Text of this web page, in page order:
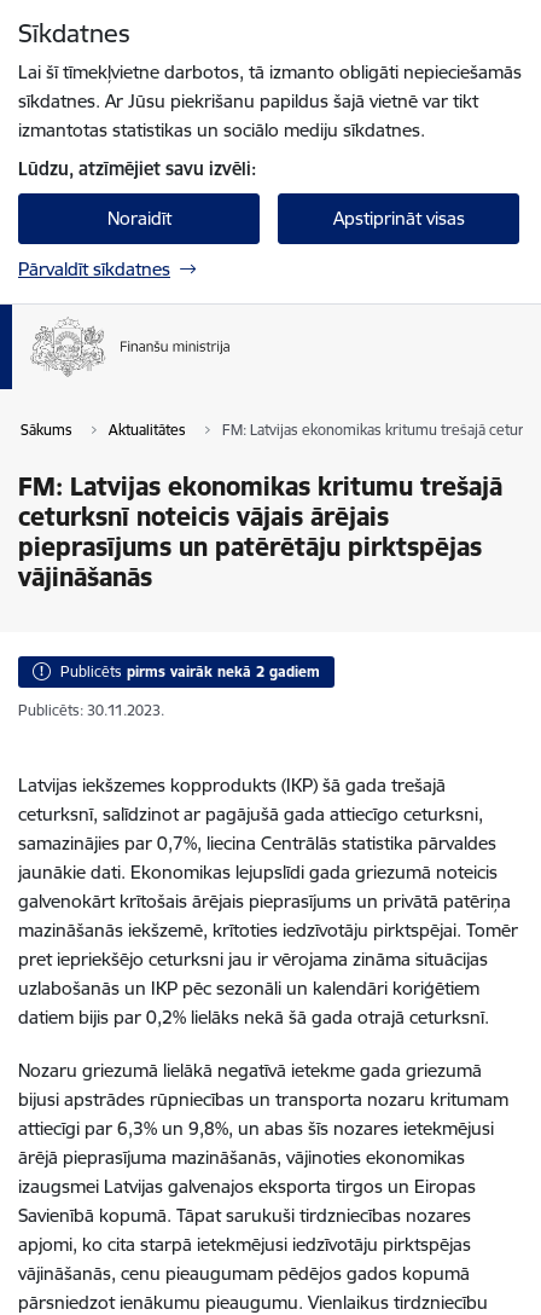
Sīkdatnes
Lai šī tīmekļvietne darbotos, tā izmanto obligāti nepieciešamās
sīkdatnes. Ar Jūsu piekrišanu papildus šajā vietnē var tikt
izmantotas statistikas un sociālo mediju sīkdatnes.
Lūdzu, atzīmējiet savu izvēli:
Noraidīt Apstiprināt visas
Pārvaldīt sīkdatnes
Sākums Aktualitātes FM: Latvijas ekonomikas kritumu trešajā
FM: Latvijas ekonomikas kritumu trešajā
ceturksnī noteicis vājais ārējais
pieprasījums un patērētāju pirktspējas
vājināšanās
Publicēts pirms vairāk nekā 2 gadiem
Publicēts: 30.11.2023.
Latvijas iekšzemes kopprodukts (IKP) šā gada trešajā
ceturksnī, salīdzinot ar pagājušā gada attiecīgo ceturksni,
samazinājies par 0,7%, liecina Centrālās statistika pārvaldes
jaunākie dati. Ekonomikas lejupslīdi gada griezumā noteicis
galvenokārt krītošais ārējais pieprasījums un privātā patēriņa
mazināšanās iekšzemē, krītoties iedzīvotāju pirktspējai. Tomēr
pret iepriekšējo ceturksni jau ir vērojama zināma situācijas
uzlabošanās un IKP pēc sezonāli un kalendāri koriģētiem
datiem bijis par 0,2% lielāks nekā šā gada otrajā ceturksnī.
Nozaru griezumā lielākā negatīvā ietekme gada griezumā
bijusi apstrādes rūpniecības un transporta nozaru kritumam
attiecīgi par 6,3% un 9,8%, un abas šīs nozares ietekmējusi
ārējā pieprasījuma mazināšanās, vājinoties ekonomikas
izaugsmei Latvijas galvenajos eksporta tirgos un Eiropas
Savienībā kopumā. Tāpat sarukuši tirdzniecības nozares
apjomi, ko cita starpā ietekmējusi iedzīvotāju pirktspējas
vājināšanās, cenu pieaugumam pēdējos gados kopumā
pārsniedzot ienākumu pieaugumu. Vienlaikus tirdzniecību